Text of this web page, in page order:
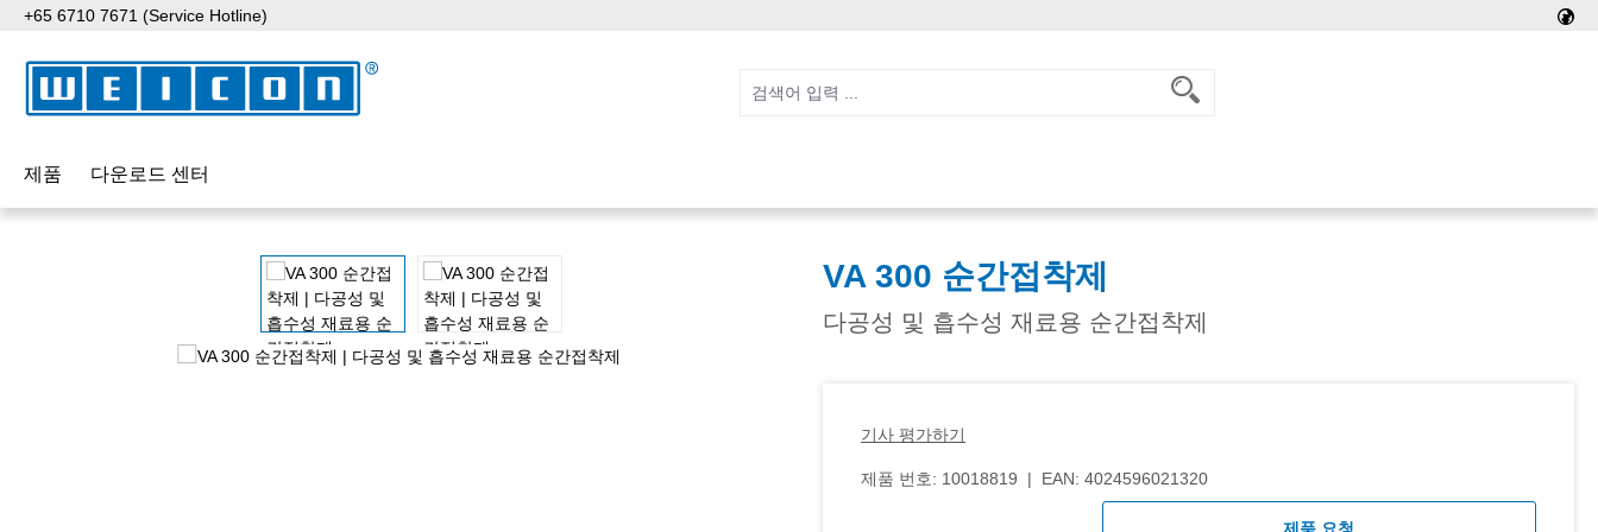
to main content
Skip to search
Skip to main navigation
+65 6710 7671 (Service Hotline)
제품 다운로드 센터
VA 300 순간접착제
다공성 및 흡수성 재료용 순간접착제
기사 평가하기
제품 번호: 10018819 | EAN: 4024596021320